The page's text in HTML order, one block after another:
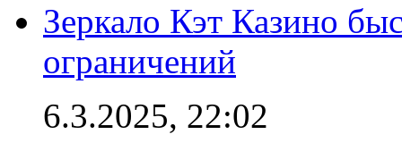
Зеркало Кэт Казино
ограничений
6.3.2025, 22:02